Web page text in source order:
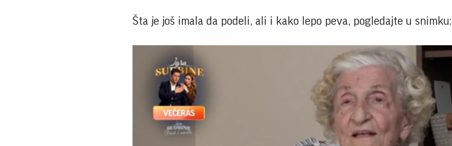
Šta je još imala da podeli, ali i kako lepo peva, pogledajte u snimku: